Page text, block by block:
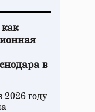
в
2026 году